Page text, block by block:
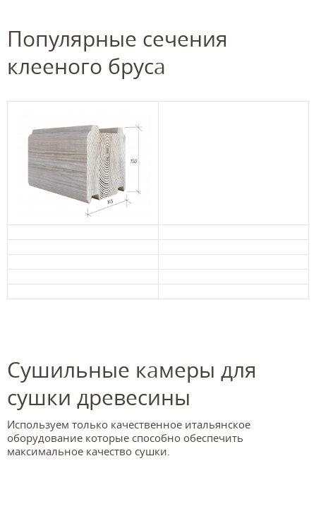
Популярные сечения
клееного бруса
Сушильные камеры для
сушки древесины
Используем только качественное итальянское
оборудование которые способно обеспечить
максимальное качество сушки.